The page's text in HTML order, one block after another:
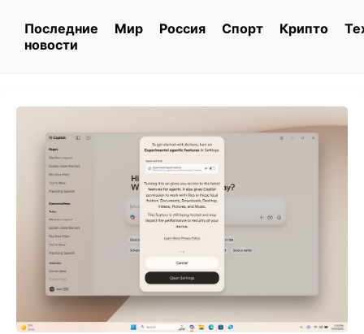
Последние
новости
Мир Россия Спорт Крипто